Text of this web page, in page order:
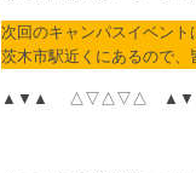
次回のキャンパスイベント
茨木市駅近くにあるので
▲▼▲ △▽△▽△